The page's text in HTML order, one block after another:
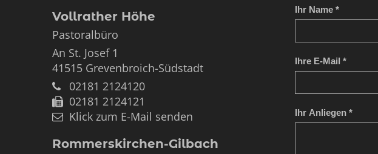
Vollrather Höhe
Pastoralbüro
An St. Josef 1
41515 Grevenbroich-Südstadt
02181 2124120
02181 2124121
Klick zum E-Mail senden
Rommerskirchen-Gilbach
Ihr Name *
Ihre E-Mail *
Ihr Anliegen *